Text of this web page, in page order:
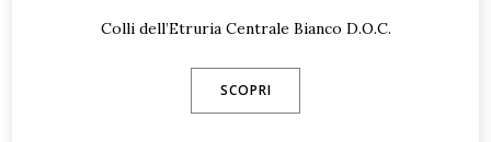
Colli dell’Etruria Centrale Bianco D.O.C.
SCOPRI